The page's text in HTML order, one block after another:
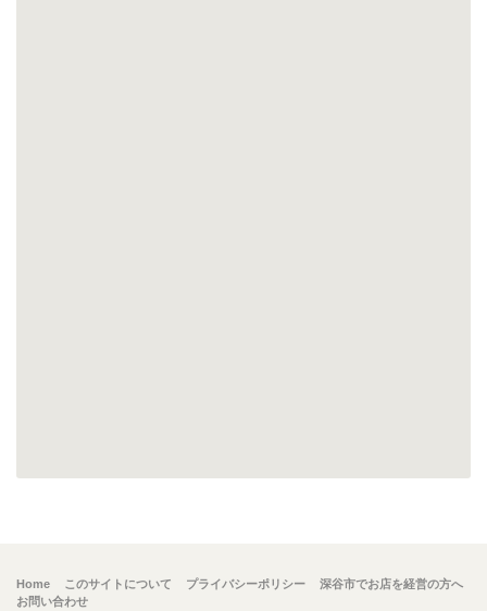
Home このサイトについて プライバシーポリシー
深谷市でお店を経営の方へ
お問い合わせ